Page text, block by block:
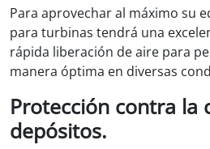
Para aprovechar al máximo su
para turbinas tendrá una
rápida liberación de aire para
manera óptima en diversas
Protección contra la
depósitos.